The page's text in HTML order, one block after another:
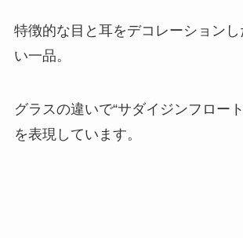
特徴的な目と耳をデコレーションし
い一品。
グラスの違いで“サダイジンフロー
を表現しています。